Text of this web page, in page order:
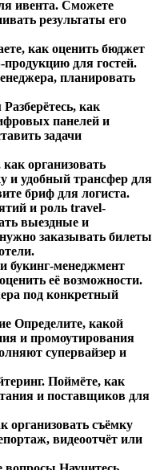
ивента. Сможете
результаты его
как оценить бюджет
для гостей.
планировать
Разберётесь, как
панелей и
задачи
как организовать
и удобный трансфер для
бриф для логиста.
и роль travel-
выездные и
заказывать билеты
букинг-менеджмент
её возможности.
под конкретный
Определите, какой
и промоутирования
супервайзер и
Поймёте, как
и поставщиков для
организовать съёмку
видеоотчёт или